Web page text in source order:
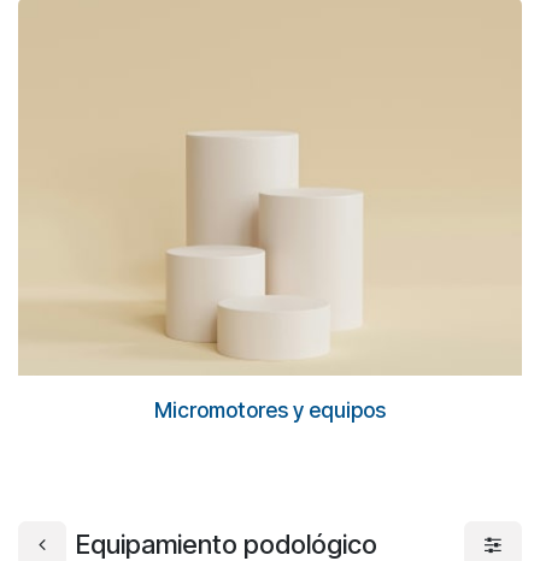
Micromotores y equipos
Equipamiento podológico